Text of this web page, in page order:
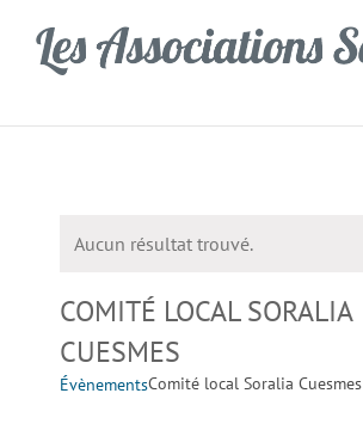
contenu
Notice
Aucun résultat trouvé.
COMITÉ LOCAL SORALIA
CUESMES
ÉvènementsComité local Soralia Cuesmes